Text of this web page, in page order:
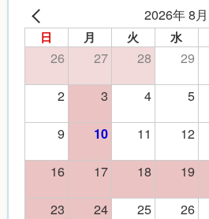
2026年 8月
日 月 火 水
26 27 28 29
2
3 4 5
9
10 11 12
16
17 18 19
23
24 25 26